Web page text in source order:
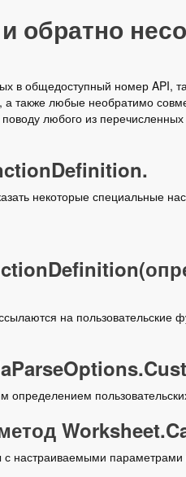
обратно
в общедоступный номер API,
а также любые необратимо
любого из
некоторые специальные
на пользовательские
определением
настраиваемыми параметрами